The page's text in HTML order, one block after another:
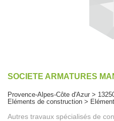
SOCIETE ARMATURES
Provence-Alpes-Côte d'Azur >
Eléments de construction >
Autres travaux spécialisés de